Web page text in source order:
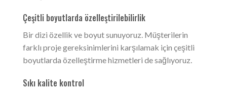
Çeşitli boyutlarda özelleştirilebilirlik
Bir dizi özellik ve boyut sunuyoruz. Müşterilerin
farklı proje gereksinimlerini karşılamak için çeşitli
boyutlarda özelleştirme hizmetleri de sağlıyoruz.
Sıkı kalite kontrol